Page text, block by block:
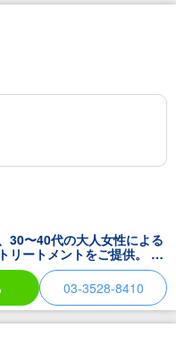
30〜40代の大人女性による
ートメントをご提供。 技
口コミ評価も高く、「この
と多くの声をいただいて
ての方や疲れが溜まってい
容です。
03-3528-8410